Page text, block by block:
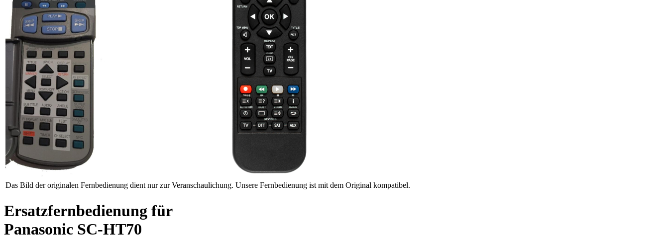
Das Bild der originalen Fernbedienung dient nur zur Veranschaulichung. Unsere Fernbedienung ist mit dem Original kompatibel.
Ersatzfernbedienung für
Panasonic SC-HT70